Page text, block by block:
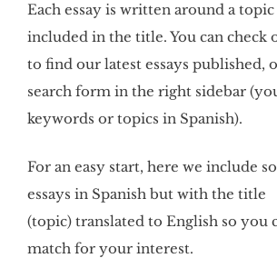
Each essay is written around a topic
included in the title. You can check
to find our latest essays published,
search form in the right sidebar
keywords or topics in Spanish).
For an easy start, here we include
essays in Spanish but with the title
(topic) translated to English so you
match for your interest.